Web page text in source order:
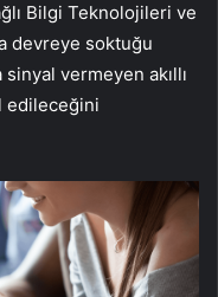
Bilgi Teknolojileri ve
devreye soktuğu
vermeyen akıllı
edileceğini